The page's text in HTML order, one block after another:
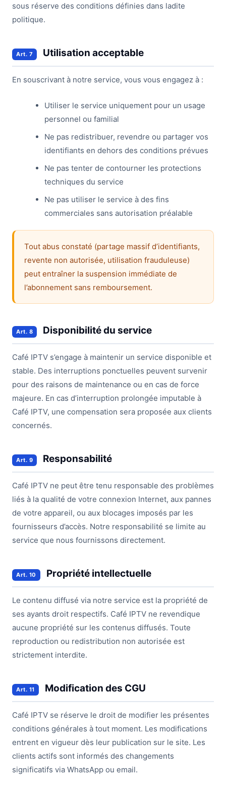
sous réserve des conditions définies dans ladite
politique.
Art. 7 Utilisation acceptable
En souscrivant à notre service, vous vous engagez à :
Utiliser le service uniquement pour un usage
personnel ou familial
Ne pas redistribuer, revendre ou partager vos
identifiants en dehors des conditions prévues
Ne pas tenter de contourner les protections
techniques du service
Ne pas utiliser le service à des fins
commerciales sans autorisation préalable
Tout abus constaté (partage massif d’identifiants,
revente non autorisée, utilisation frauduleuse)
peut entraîner la suspension immédiate de
l’abonnement sans remboursement.
Art. 8 Disponibilité du service
Café IPTV s’engage à maintenir un service disponible et
stable. Des interruptions ponctuelles peuvent survenir
pour des raisons de maintenance ou en cas de force
majeure. En cas d’interruption prolongée imputable à
Café IPTV, une compensation sera proposée aux clients
concernés.
Art. 9 Responsabilité
Café IPTV ne peut être tenu responsable des problèmes
liés à la qualité de votre connexion Internet, aux pannes
de votre appareil, ou aux blocages imposés par les
fournisseurs d’accès. Notre responsabilité se limite au
service que nous fournissons directement.
Art. 10 Propriété intellectuelle
Le contenu diffusé via notre service est la propriété de
ses ayants droit respectifs. Café IPTV ne revendique
aucune propriété sur les contenus diffusés. Toute
reproduction ou redistribution non autorisée est
strictement interdite.
Art. 11 Modification des CGU
Café IPTV se réserve le droit de modifier les présentes
conditions générales à tout moment. Les modifications
entrent en vigueur dès leur publication sur le site. Les
clients actifs sont informés des changements
significatifs via WhatsApp ou email.